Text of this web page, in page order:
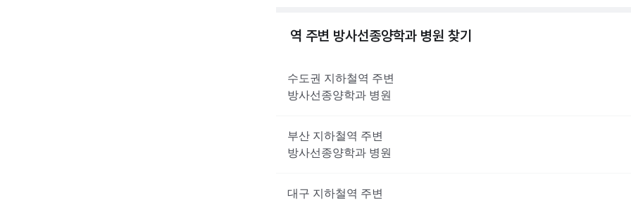
역 주변 방사선종양학과 병원 찾기
수도권 지하철역 주변
방사선종양학과 병원
부산 지하철역 주변
방사선종양학과 병원
대구 지하철역 주변